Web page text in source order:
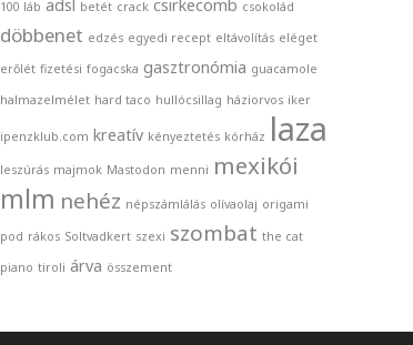
100 láb adsl betét crack csirkecomb csokolád
döbbenet edzés egyedi recept eltávolítás eléget
erőlét fizetési fogacska gasztronómia guacamole
halmazelmélet hard taco hullócsillag háziorvos iker
ipenzklub.com kreatív kényeztetés kórház laza
leszúrás majmok Mastodon menni mexikói
mlm nehéz népszámlálás olívaolaj origami
pod rákos Soltvadkert szexi szombat the cat
piano tiroli árva összement